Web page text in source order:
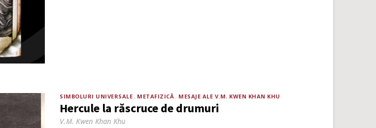
SIMBOLURI UNIVERSALE METAFIZICĂ MESAJE ALE V.M. KWEN KHAN KHU
Hercule la răscruce de drumuri
V.M. Kwen Khan Khu